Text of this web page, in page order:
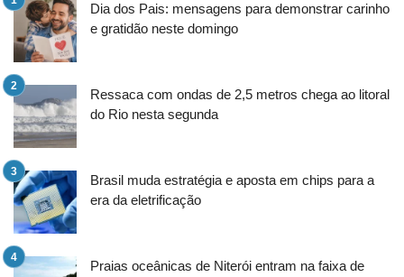
Dia dos Pais: mensagens para demonstrar carinho
e gratidão neste domingo
Ressaca com ondas de 2,5 metros chega ao litoral
do Rio nesta segunda
Brasil muda estratégia e aposta em chips para a
era da eletrificação
Praias oceânicas de Niterói entram na faixa de